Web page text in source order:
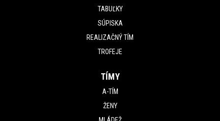
TABUĽKY
SÚPISKA
REALIZAČNÝ TÍM
TROFEJE
TÍMY
A-TÍM
ŽENY